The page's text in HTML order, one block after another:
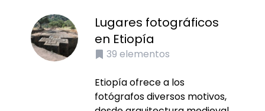
Lugares fotográficos
en Etiopía
39 elementos
Etiopía ofrece a los
fotógrafos diversos motivos,